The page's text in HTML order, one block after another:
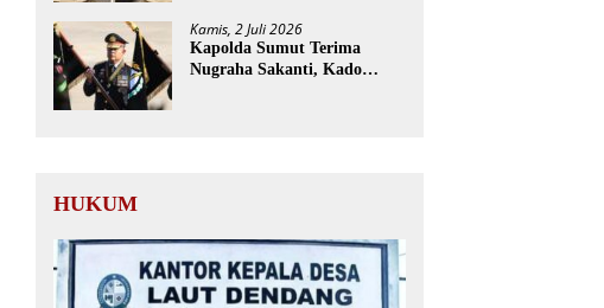
Kamis, 2 Juli 2026
Kapolda Sumut Terima
Nugraha Sakanti, Kado
HUKUM